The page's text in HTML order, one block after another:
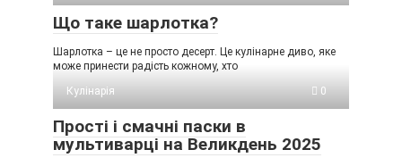
Що таке шарлотка?
Шарлотка – це не просто десерт. Це кулінарне диво, яке
може принести радість кожному, хто
Кулінарія
0
Прості і смачні паски в
мультиварці на Великдень 2025